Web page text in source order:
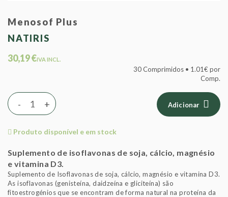
Menosof Plus
NATIRIS
30,19 €IVA INCL.
30 Comprimidos • 1.01€ por
Comp.
+
- Adicionar
Produto disponível e em stock
Suplemento de isoflavonas de soja, cálcio, magnésio
e vitamina D3.
Suplemento de Isoflavonas de soja, cálcio, magnésio e vitamina D3.
As isoflavonas (genisteína, daidzeína e gliciteína) são
fitoestrogénios que se encontram de forma natural na proteína da